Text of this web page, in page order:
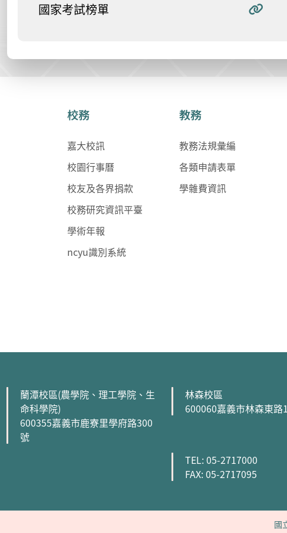
國家考試榜單
校務
嘉大校訊
校園行事曆
校友及各界捐款
校務研究資訊平臺
學術年報
ncyu識別系統
教務
教務法規彙編
各類申請表單
學雜費資訊
蘭潭校區(農學院、理工學院、生
命科學院)
600355嘉義市鹿寮里學府路300
號
林森校區
600060嘉義市林森東路
TEL: 05-2717000
FAX: 05-2717095
國